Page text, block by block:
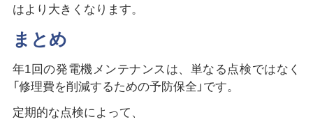
はより大きくなります。
まとめ
年1回の発電機メンテナンスは、単なる点検ではなく
「修理費を削減するための予防保全」です。
定期的な点検によって、